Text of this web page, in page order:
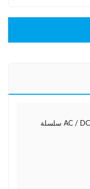
آلة لف لفائف الجزء الثابت الأوتوماتيكية AC / DC سلسلة